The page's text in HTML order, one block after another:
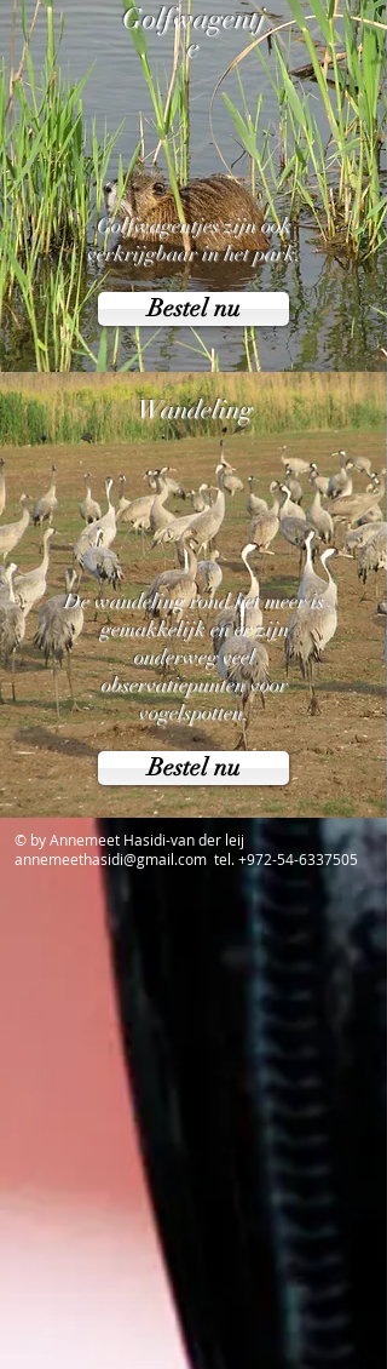
Golfwagentj
e
Golfwagentjes zijn ook
verkrijgbaar in het park.
Bestel nu
Wandeling
De wandeling rond het meer is
gemakkelijk en er zijn
onderweg veel
observatiepunten voor
vogelspotten.
Bestel nu
© by Annemeet Hasidi-van der leij
annemeethasidi@gmail.com tel.+972-54-6337505